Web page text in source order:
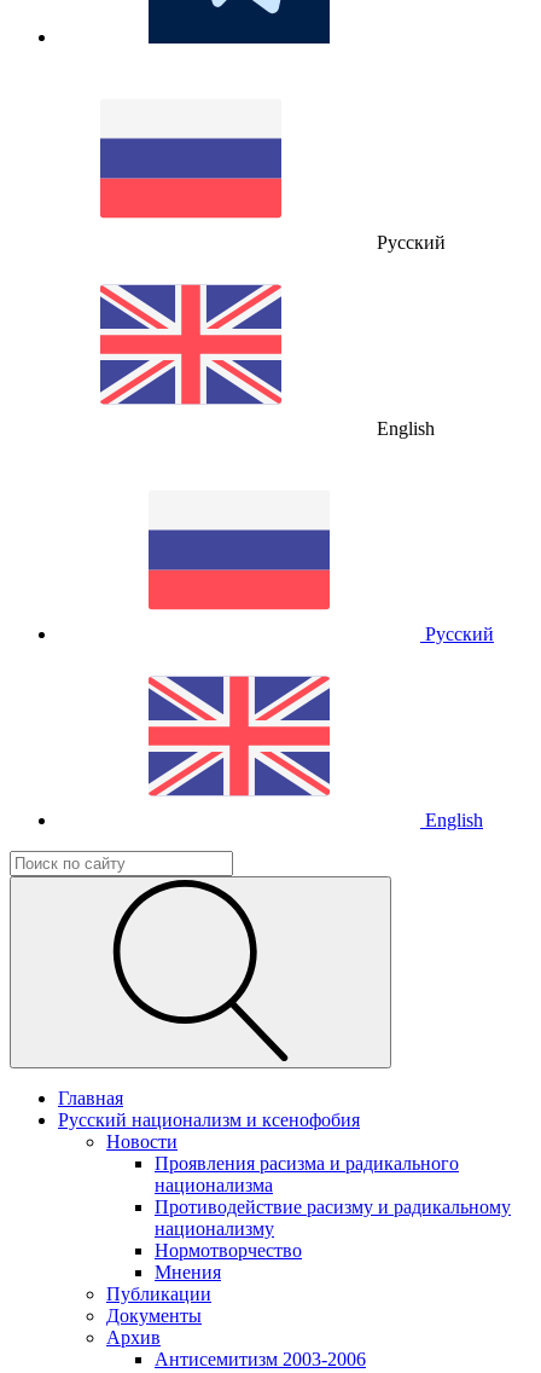
Русский
English
Русский
English
Главная
Русский национализм и ксенофобия
Новости
Проявления расизма и радикального
национализма
Противодействие расизму и радикальному
национализму
Нормотворчество
Мнения
Публикации
Документы
Архив
Антисемитизм 2003-2006